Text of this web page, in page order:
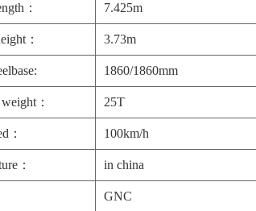
： 7.425m
： 3.73m
1860/1860mm
： 25T
： 100km/h
： in china
GNC